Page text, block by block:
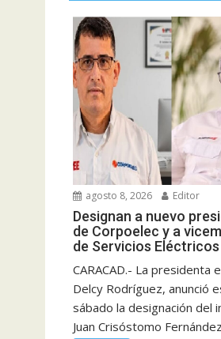
agosto 8, 2026 Editor
Designan a nuevo
de Corpoelec y a
de Servicios Eléctricos
CARACAD.- La presidenta
Delcy Rodríguez, anunció
sábado la designación del
Juan Crisóstomo